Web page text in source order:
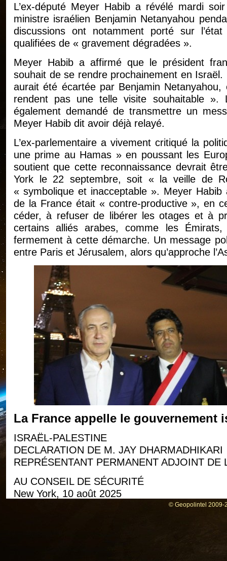
L’ex-député Meyer Habib a révélé mardi
ministre israélien Benjamin Netanyahou
discussions ont notamment porté sur
qualifiées de « gravement dégradées ».
Meyer Habib a affirmé que le président
souhait de se rendre prochainement en
aurait été écartée par Benjamin
rendent pas une telle visite souhaitable
également demandé de transmettre un
Meyer Habib dit avoir déjà relayé.
L’ex-parlementaire a vivement critiqué la
une prime au Hamas » en poussant les
soutient que cette reconnaissance devrait
York le 22 septembre, soit « la veille de
« symbolique et inacceptable ». Meyer
de la France était « contre-productive », en
céder, à refuser de libérer les otages et à
certains alliés arabes, comme les
fermement à cette démarche. Un message
entre Paris et Jérusalem, alors qu’approche
La France appelle le gouvernement
ISRAËL-PALESTINE
DECLARATION DE M. JAY DHARMADHIKARI
REPRÉSENTANT PERMANENT ADJOINT DE
AU CONSEIL DE SÉCURITÉ
New York, 10 août 2025
© Geopolintel 2009-